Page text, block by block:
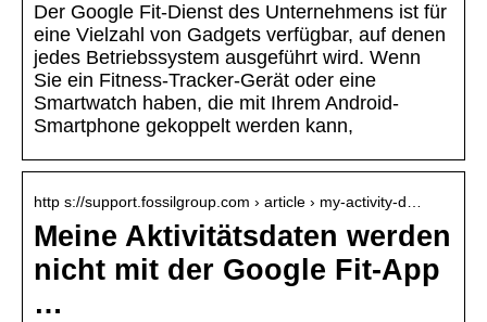
Der Google Fit-Dienst des Unternehmens ist für
eine Vielzahl von Gadgets verfügbar, auf denen
jedes Betriebssystem ausgeführt wird. Wenn
Sie ein Fitness-Tracker-Gerät oder eine
Smartwatch haben, die mit Ihrem Android-
Smartphone gekoppelt werden kann,
http s://support.fossilgroup.com › article › my-activity-d…
Meine Aktivitätsdaten werden
nicht mit der Google Fit-App
…